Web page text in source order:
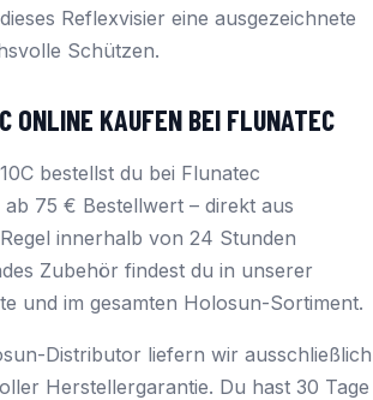
Reflexvisier eine ausgezeichnete
Schützen.
ONLINE KAUFEN BEI FLUNATEC
bestellst du bei Flunatec
75 € Bestellwert – direkt aus
innerhalb von 24 Stunden
Zubehör findest du in unserer
und im gesamten Holosun-Sortiment.
Distributor liefern wir ausschließlich
Herstellergarantie. Du hast 30 Tage